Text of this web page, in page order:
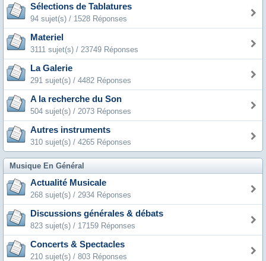
Sélections de Tablatures
94 sujet(s) / 1528 Réponses
Materiel
3111 sujet(s) / 23749 Réponses
La Galerie
291 sujet(s) / 4482 Réponses
A la recherche du Son
504 sujet(s) / 2073 Réponses
Autres instruments
310 sujet(s) / 4265 Réponses
Musique En Général
Actualité Musicale
268 sujet(s) / 2934 Réponses
Discussions générales & débats
823 sujet(s) / 17159 Réponses
Concerts & Spectacles
210 sujet(s) / 803 Réponses